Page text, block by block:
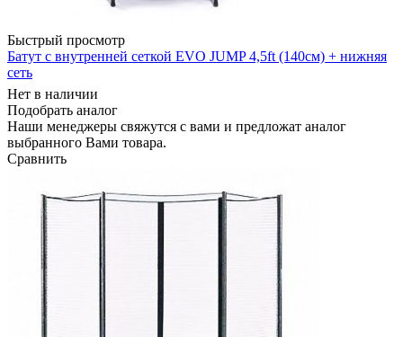
Быстрый просмотр
Батут с внутренней сеткой EVO JUMP 4,5ft (140см) + нижняя
сеть
Нет в наличии
Подобрать аналог
Наши менеджеры свяжутся с вами и предложат аналог
выбранного Вами товара.
Сравнить